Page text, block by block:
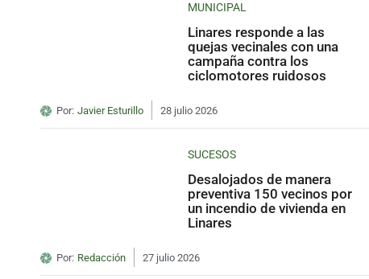
MUNICIPAL
Linares responde a las
quejas vecinales con una
campaña contra los
ciclomotores ruidosos
Por: Javier Esturillo 28 julio 2026
SUCESOS
Desalojados de manera
preventiva 150 vecinos por
un incendio de vivienda en
Linares
Por: Redacción 27 julio 2026